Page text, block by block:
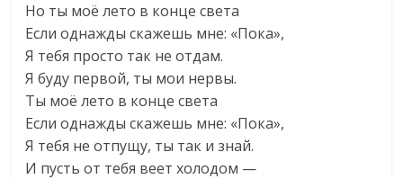
Но ты моё лето в конце света
Если однажды скажешь мне: «Пока»,
Я тебя просто так не отдам.
Я буду первой, ты мои нервы.
Ты моё лето в конце света
Если однажды скажешь мне: «Пока»,
Я тебя не отпущу, ты так и знай.
И пусть от тебя веет холодом —